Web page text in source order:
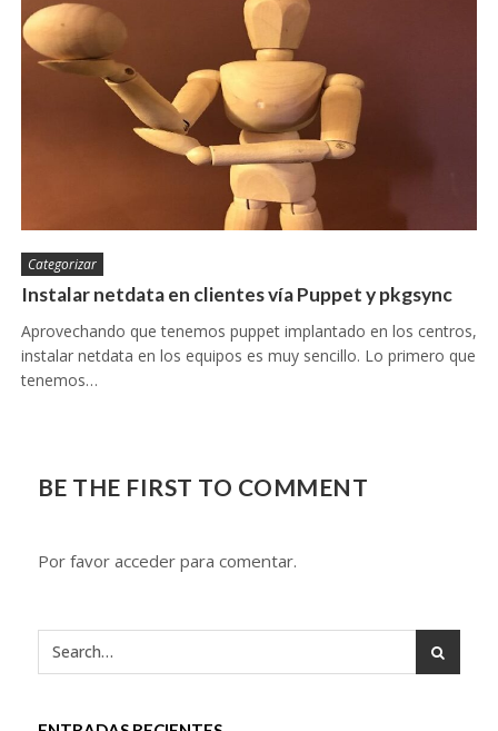
Categorizar
Instalar netdata en clientes vía Puppet y pkgsync
Aprovechando que tenemos puppet implantado en los centros,
instalar netdata en los equipos es muy sencillo. Lo primero que
tenemos…
BE THE FIRST TO COMMENT
Por favor acceder para comentar.